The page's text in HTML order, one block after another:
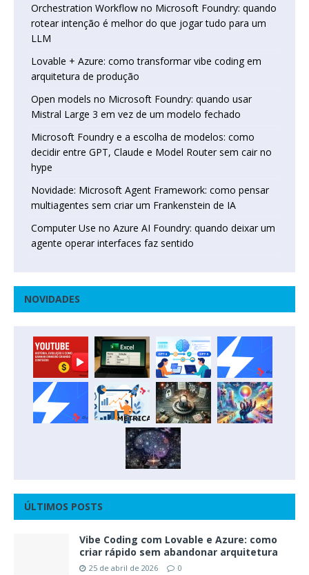
Orchestration Workflow no Microsoft Foundry: quando
rotear intenção é melhor do que jogar tudo para um
LLM
Lovable + Azure: como transformar vibe coding em
arquitetura de produção
Open models no Microsoft Foundry: quando usar
Mistral Large 3 em vez de um modelo fechado
Microsoft Foundry e a escolha de modelos: como
decidir entre GPT, Claude e Model Router sem cair no
hype
Novidade: Microsoft Agent Framework: como pensar
multiagentes sem criar um Frankenstein de IA
Computer Use no Azure AI Foundry: quando deixar um
agente operar interfaces faz sentido
NOVIDADES
ÚLTIMOS POSTS
Vibe Coding com Lovable e Azure: como
criar rápido sem abandonar arquitetura
25 de abril de 2026 0